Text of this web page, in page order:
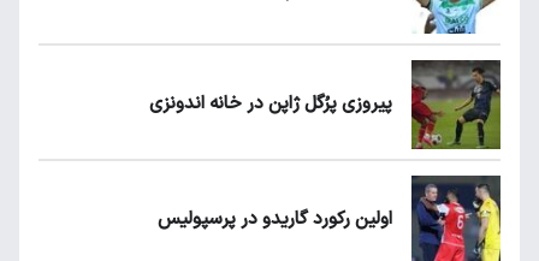
پیروزی پرُگل ژاپن در خانه اندونزی
اولین رکورد گاریدو در پرسپولیس